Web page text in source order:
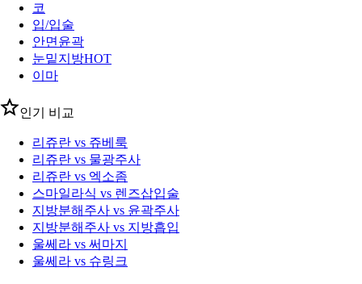
코
입/입술
안면윤곽
눈밑지방HOT
이마
인기 비교
리쥬란 vs 쥬베룩
리쥬란 vs 물광주사
리쥬란 vs 엑소좀
스마일라식 vs 렌즈삽입술
지방분해주사 vs 윤곽주사
지방분해주사 vs 지방흡입
울쎄라 vs 써마지
울쎄라 vs 슈링크